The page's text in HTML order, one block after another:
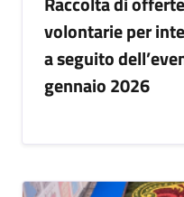
volontarie per
a seguito
gennaio 2026